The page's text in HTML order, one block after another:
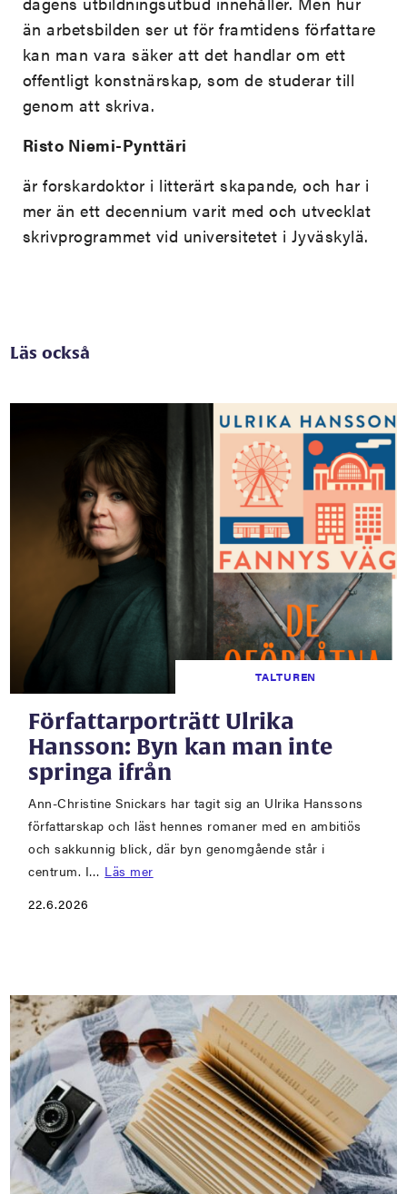
än arbetsbilden ser ut för framtidens författare
kan man vara säker att det handlar om ett
offentligt konstnärskap, som de studerar till
genom att skriva.
Risto Niemi-Pynttäri
är forskardoktor i litterärt skapande, och har i
mer än ett decennium varit med och utvecklat
skrivprogrammet vid universitetet i Jyväskylä.
Läs också
TALTUREN
Författarporträtt Ulrika
Hansson: Byn kan man inte
springa ifrån
Ann-Christine Snickars har tagit sig an Ulrika Hanssons
författarskap och läst hennes romaner med en ambitiös
och sakkunnig blick, där byn genomgående står i
centrum. I… Läs mer
22.6.2026